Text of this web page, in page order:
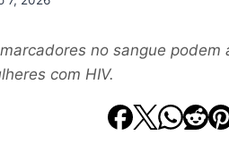
no sangue
com HIV.